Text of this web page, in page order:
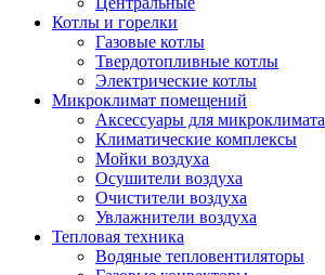
Котлы и горелки
Газовые котлы
Твердотопливные котлы
Электрические котлы
Микроклимат помещений
Аксессуары для микроклимата
Климатические комплексы
Мойки воздуха
Осушители воздуха
Очистители воздуха
Увлажнители воздуха
Тепловая техника
Водяные тепловентиляторы